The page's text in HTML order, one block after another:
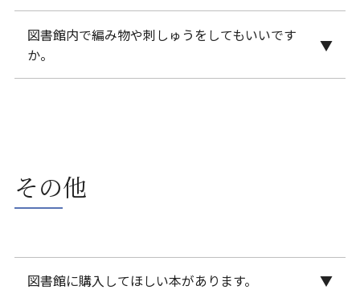
件付貸出を実施しています。
詳しくは板橋図書館1Fカウンターまでお問い合わせ
ください。
ボトル等）であれば閲覧席でお飲みいただけます。
ただし飲み物は出したままにせず、飲み終わりまし
たらカバン等にしまってください。
図書館内で食事はできません。
図書館の施設・資料を傷つける可能性があるため、
図書館内でハサミ・カッターを使用することはお控
えください。
図書館内で編み物や刺しゅうをしてもいいです
か。
を落とされる方が度々おり、他の方が怪我をする恐
れがあるため、針の使用は禁止しております。
その他
図書館に購入してほしい本があります。